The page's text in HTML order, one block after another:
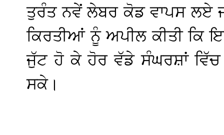
ਤੁਰੰਤ ਨਵੇਂ ਲੇਬਰ ਕੋਡ ਵਾਪਸ
ਕਿਰਤੀਆਂ ਨੂੰ ਅਪੀਲ ਕੀਤੀ ਕਿ
ਜੁੱਟ ਹੋ ਕੇ ਹੋਰ ਵੱਡੇ ਸੰਘਰਸ਼ਾਂ
ਸਕੇ।